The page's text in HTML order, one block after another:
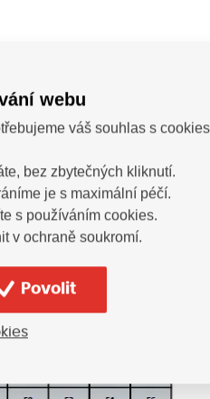
webu
váš souhlas s
bez zbytečných kliknutí.
je s maximální péčí.
s používáním cookies.
v ochraně soukromí.
Povolit